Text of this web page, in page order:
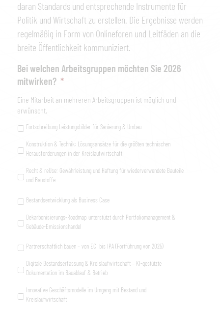
daran Standards und entsprechende Instrumente für
Politik und Wirtschaft zu erstellen. Die Ergebnisse werden
regelmäßig in Form von Onlineforen und Leitfäden an die
breite Öffentlichkeit kommuniziert.
Bei welchen Arbeitsgruppen möchten Sie 2026
mitwirken? *
Eine Mitarbeit an mehreren Arbeitsgruppen ist möglich und
erwünscht.
Fortschreibung Leistungsbilder für Sanierung & Umbau
Konstruktion & Technik: Lösungsansätze für die größten technischen
Herausforderungen in der Kreislaufwirtschaft
Recht & reUse: Gewährleistung und Haftung für wiederverwendete Bauteile
und Baustoffe
Bestandsentwicklung als Business Case
Dekarbonisierungs-Roadmap unterstützt durch Portfoliomanagement &
Gebäude-Emissionshandel
Partnerschaftlich bauen – von ECI bis IPA (Fortführung von 2025)
Digitale Bestandserfassung & Kreislaufwirtschaft – KI-gestützte
Dokumentation im Bauablauf & Betrieb
Innovative Geschäftsmodelle im Umgang mit Bestand und
Kreislaufwirtschaft